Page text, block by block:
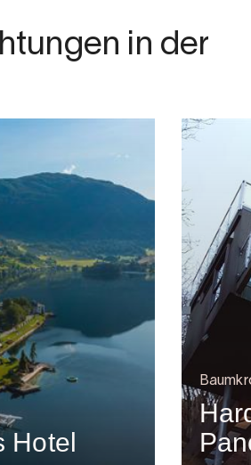
in der
Hotel